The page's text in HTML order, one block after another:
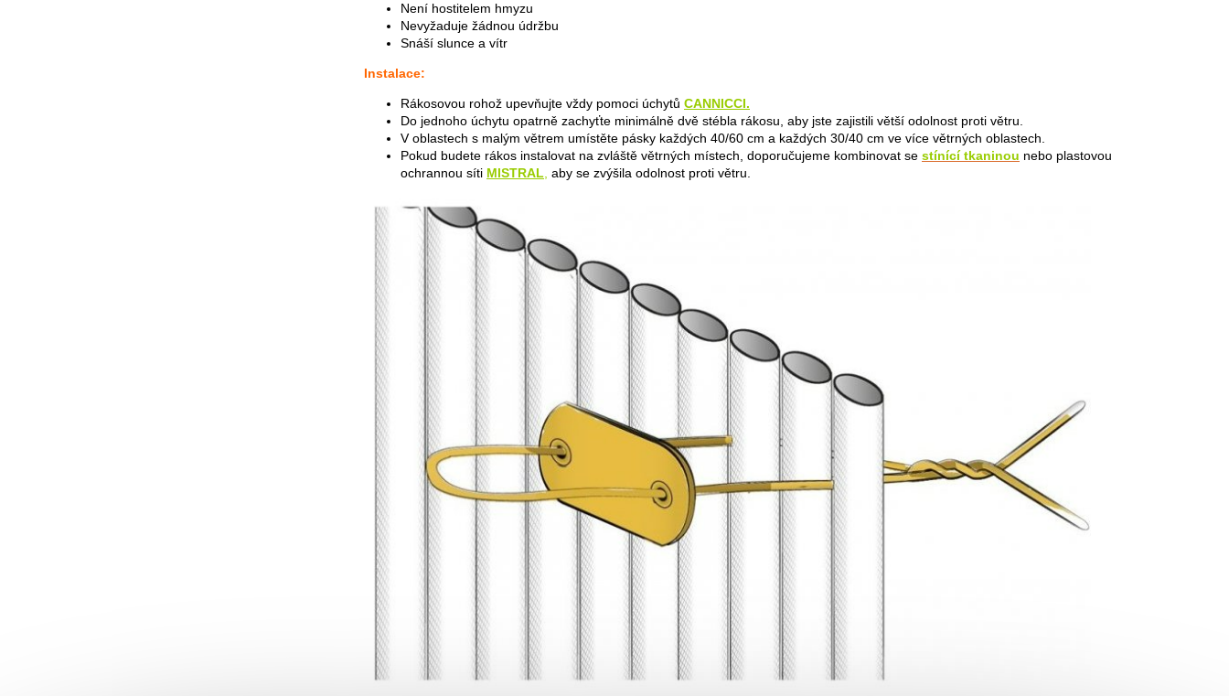
Není hostitelem hmyzu
Nevyžaduje žádnou údržbu
Snáší slunce a vítr
Instalace:
Rákosovou rohož upevňujte vždy pomoci úchytů CANNICCI.
Do jednoho úchytu opatrně zachyťte minimálně dvě stébla rákosu, aby jste zajistili větší odolnost proti větru.
V oblastech s malým větrem umístěte pásky každých 40/60 cm a každých 30/40 cm ve více větrných oblastech.
Pokud budete rákos instalovat na zvláště větrných místech, doporučujeme kombinovat se stínící tkaninou nebo plastovou
ochrannou síti MISTRAL aby se zvýšila odolnost proti větru.